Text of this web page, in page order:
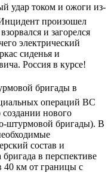
удар током и ожоги из-
произошел
и загорелся
электрический
сиденья и
Россия в курсе!
бригады в
операций ВС
нового
штурмовой бригады). В
состав и
в перспективе
40 км от границы с